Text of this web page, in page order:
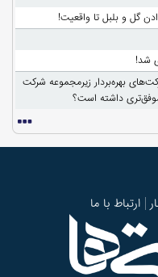
گل و بلبل تا واقعیت!
شد!
بهره‌بردار زیرمجموعه شرکت
موفق‌تری داشته است؟
ارتباط با ما